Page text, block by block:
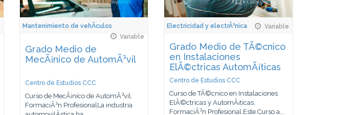
Mantenimiento de vehÃ­culos
Variable
Grado Medio de
MecÃ¡nico de AutomÃ³vil
Centro de Estudios CCC
Curso de MecÃ¡nico de AutomÃ³vil.
FormaciÃ³n ProfesionalLa industria
Electricidad y electrÃ³nica Variable
Grado Medio de TÃ©cnico
en Instalaciones
ElÃ©ctricas AutomÃ¡ticas
Centro de Estudios CCC
Curso de TÃ©cnico en Instalaciones
ElÃ©ctricas y AutomÃ¡ticas.
FormaciÃ³n Profesional.Este Curso a...